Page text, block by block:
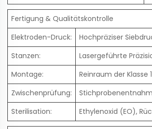
Fertigung & Qualitätskontrolle
Elektroden-Druck:
Hochpräziser
Stanzen:
Lasergeführte
Montage:
Reinraum der
Zwischenprüfung:
Sterilisation:
Ethylenoxid (EO),